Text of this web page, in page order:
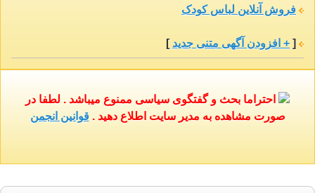
فروش آنلاین لباس کودک
[ + افزودن آگهی متنی جدید ]
احتراما بحث و گفتگوی سیاسی ممنوع میباشد . لطفا در
صورت مشاهده به مدیر سایت اطلاع دهید .قوانین انجمن